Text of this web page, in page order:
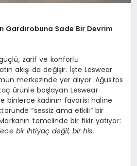
n Gardırobuna Sade Bir Devrim
zarif ve konforlu
akışı da değişir. İşte Leswear
merkezinde yer alıyor. Ağustos
ürünle başlayan Leswear
binlerce kadının favorisi haline
“sessiz ama etkili” bir
temelinde bir fikir yatıyor:
bir ihtiyaç değil, bir his.